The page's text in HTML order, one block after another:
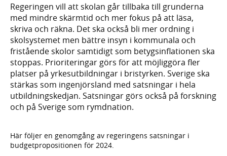
Regeringen vill att skolan går tillbaka till grunderna
med mindre skärmtid och mer fokus på att läsa,
skriva och räkna. Det ska också bli mer ordning i
skolsystemet men bättre insyn i kommunala och
fristående skolor samtidigt som betygsinflationen ska
stoppas. Prioriteringar görs för att möjliggöra fler
platser på yrkesutbildningar i bristyrken. Sverige ska
stärkas som ingenjörsland med satsningar i hela
utbildningskedjan. Satsningar görs också på forskning
och på Sverige som rymdnation.
Här följer en genomgång av regeringens satsningar i
budgetpropositionen för 2024.